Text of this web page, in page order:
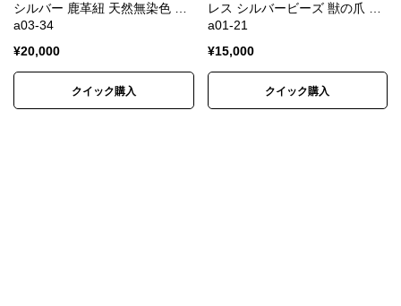
シルバー 鹿革紐 天然無染色 …
a03-34
¥20,000
クイック購入
レス シルバービーズ 獣の爪 …
a01-21
¥15,000
クイック購入